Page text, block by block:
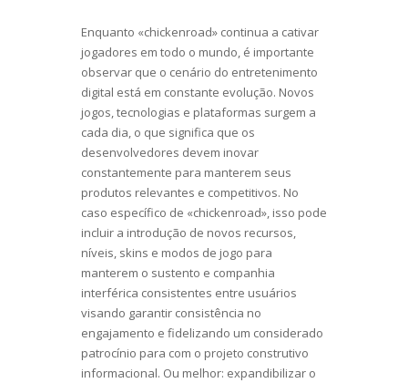
Enquanto «chickenroad» continua a cativar
jogadores em todo o mundo, é importante
observar que o cenário do entretenimento
digital está em constante evolução. Novos
jogos, tecnologias e plataformas surgem a
cada dia, o que significa que os
desenvolvedores devem inovar
constantemente para manterem seus
produtos relevantes e competitivos. No
caso específico de «chickenroad», isso pode
incluir a introdução de novos recursos,
níveis, skins e modos de jogo para
manterem o sustento e companhia
interférica consistentes entre usuários
visando garantir consistência no
engajamento e fidelizando um considerado
patrocínio para com o projeto construtivo
informacional. Ou melhor: expandibilizar o